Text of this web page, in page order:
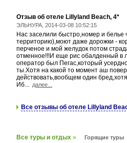
Отзыв об отеле Lillyland Beach, 4*
ЭЛЬНУРА, 2014-03-08 10:52:15
Нас заселили быстро,номер и
территорию),моют даже дорожки -
перченое и мой желудок потом
отменное!!!И еще рис обалденный в
оператор был Пегас,который
ты.Хотя на какой то момент аш
действовать,вообщем один
Иб... далее...
Все отзывы об отеле Lillyland
Все туры и отдых » Горящие туры